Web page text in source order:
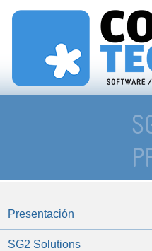
Presentación
SG2 Solutions